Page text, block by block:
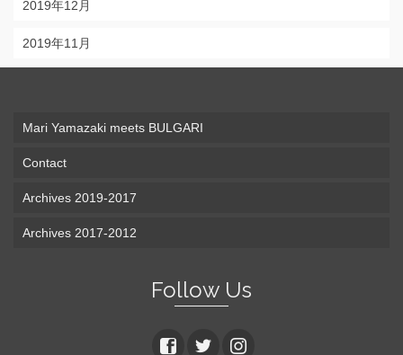
2019年12月
2019年11月
Mari Yamazaki meets BULGARI
Contact
Archives 2019-2017
Archives 2017-2012
Follow Us